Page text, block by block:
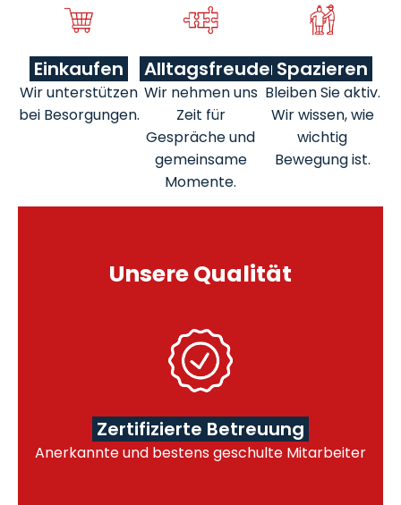
Einkaufen
Wir unterstützen
bei Besorgungen.
Alltagsfreuden
Wir nehmen uns
Zeit für
Gespräche und
gemeinsame
Momente.
Spazieren
Bleiben Sie aktiv.
Wir wissen, wie
wichtig
Bewegung ist.
Unsere Qualität
Zertifizierte Betreuung
Anerkannte und bestens geschulte Mitarbeiter